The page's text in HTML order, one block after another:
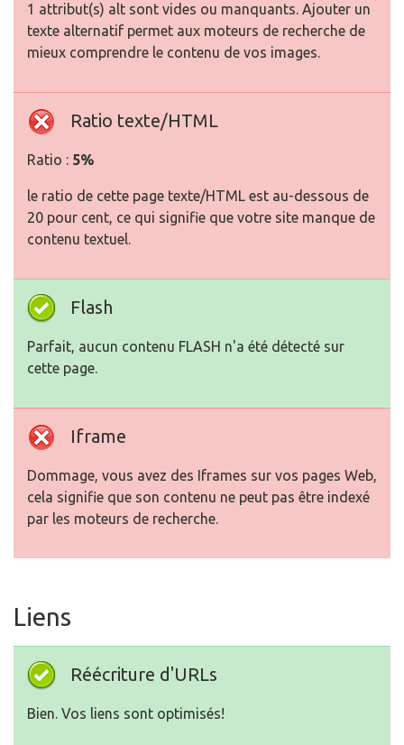
1 attribut(s) alt sont vides ou manquants. Ajouter un
texte alternatif permet aux moteurs de recherche de
mieux comprendre le contenu de vos images.
Ratio texte/HTML
Ratio : 5%
le ratio de cette page texte/HTML est au-dessous de
20 pour cent, ce qui signifie que votre site manque de
contenu textuel.
Flash
Parfait, aucun contenu FLASH n'a été détecté sur
cette page.
Iframe
Dommage, vous avez des Iframes sur vos pages Web,
cela signifie que son contenu ne peut pas être indexé
par les moteurs de recherche.
Liens
Réécriture d'URLs
Bien. Vos liens sont optimisés!